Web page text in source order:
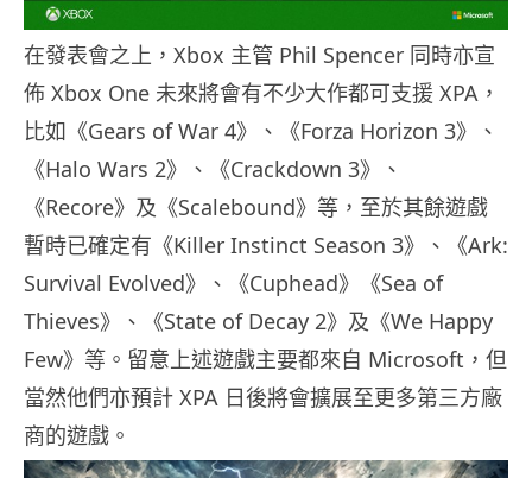
在發表會之上，Xbox 主管 Phil Spencer 同時亦宣
佈 Xbox One 未來將會有不少大作都可支援 XPA，
比如《Gears of War 4》、《Forza Horizon 3》、
《Halo Wars 2》、《Crackdown 3》、
《Recore》及《Scalebound》等，至於其餘遊戲
暫時已確定有《Killer Instinct Season 3》、《Ark:
Survival Evolved》、《Cuphead》《Sea of
Thieves》、《State of Decay 2》及《We Happy
Few》等。留意上述遊戲主要都來自 Microsoft，但
當然他們亦預計 XPA 日後將會擴展至更多第三方廠
商的遊戲。